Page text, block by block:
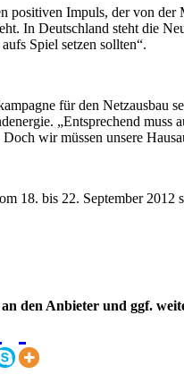
positiven Impuls, der von
In Deutschland steht die
Spiel setzen sollten“.
für den Netzausbau
„Entsprechend muss
wir müssen unsere
18. bis 22. September 2012
den Anbieter und ggf.